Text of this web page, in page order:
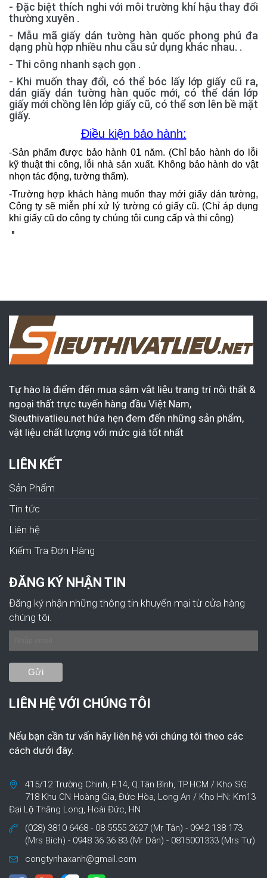
- Đặc biệt thích nghi với môi trường khí hậu thay đổi
thường xuyên .
- Mẫu mã giấy dán tường hàn quốc phong phú đa
dạng phù hợp nhiều nhu cầu sử dụng khác nhau. .
- Thi công nhanh sạch gọn .
- Khi muốn thay đổi, có thể bóc lấy lớp giấy cũ ra,
dán giấy dán tường hàn quốc mới, có thể dán lớp
giấy mới chồng lên lớp giấy cũ, có thể sơn lên bề mặt
giấy.
Điều kiện bảo hành:
-Sản phẩm được bảo hành 01 năm. (Chỉ bảo hành do lỗi
kỹ thuật thi công, lỗi nhà sản xuất. Không bảo hành do vật
nhọn tác động, tường thấm).
-Trường hợp khách hàng muốn thay mới giấy dán tường,
Công ty sẽ miễn phí xử lý tường có giấy cũ. (Chỉ áp dụng
khi giấy cũ do công ty chúng tôi cung cấp và thi công)
"
Tự hào là điểm đến mua sắm vật liệu trang trí nội thất &
ngoại thất trực tuyến hàng đầu Việt Nam,
Sieuthivatlieu.net hứa hẹn đem đến những sản phẩm,
vật liệu chất lượng với mức giá tốt nhất
LIÊN KẾT
Sản Phẩm
Tin tức
Liên hệ
Kiếm Tra Đơn Hàng
ĐĂNG KÝ NHẬN TIN
Đăng ký nhận những thông tin khuyến mại từ cửa hàng
chúng tôi.
LIÊN HỆ VỚI CHÚNG TÔI
Nếu bạn cần tư vấn hãy liên hệ với chúng tôi theo các
cách dưới đây.
415/12 Trường Chinh, P.14, Q.Tân Bình, TP.HCM / Kho SG:
718 Khu CN Hoàng Gia, Đức Hòa, Long An / Kho HN: Km13
Đại Lộ Thăng Long, Hoài Đức, HN
(028) 3810 6468 - 08 5555 2627 (Mr Tân) - 0942 138 173
(Mrs Bích) - 0948 36 36 83 (Mr Dân) - 0815001333 (Mrs Tư)
congtynhaxanh@gmail.com